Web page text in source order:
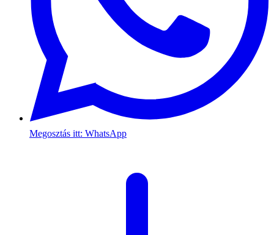
Megosztás itt: WhatsApp